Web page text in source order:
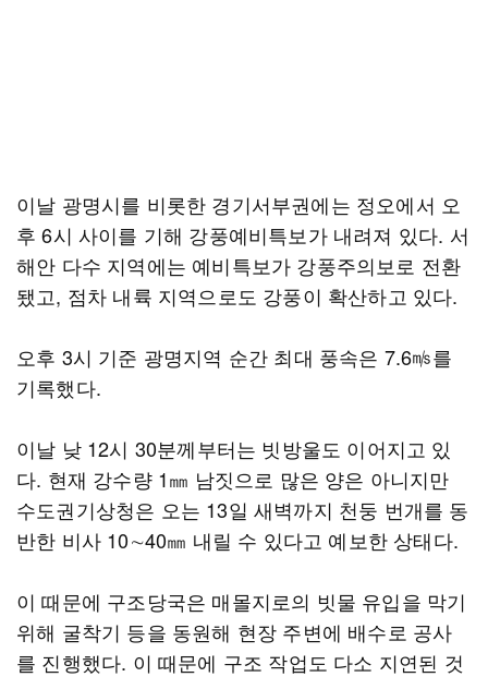
이날 광명시를 비롯한 경기서부권에는 정오에서 오
후 6시 사이를 기해 강풍예비특보가 내려져 있다. 서
해안 다수 지역에는 예비특보가 강풍주의보로 전환
됐고, 점차 내륙 지역으로도 강풍이 확산하고 있다.
오후 3시 기준 광명지역 순간 최대 풍속은 7.6㎧를
기록했다.
이날 낮 12시 30분께부터는 빗방울도 이어지고 있
다. 현재 강수량 1㎜ 남짓으로 많은 양은 아니지만
수도권기상청은 오는 13일 새벽까지 천둥 번개를 동
반한 비사 10∼40㎜ 내릴 수 있다고 예보한 상태다.
이 때문에 구조당국은 매몰지로의 빗물 유입을 막기
위해 굴착기 등을 동원해 현장 주변에 배수로 공사
를 진행했다. 이 때문에 구조 작업도 다소 지연된 것